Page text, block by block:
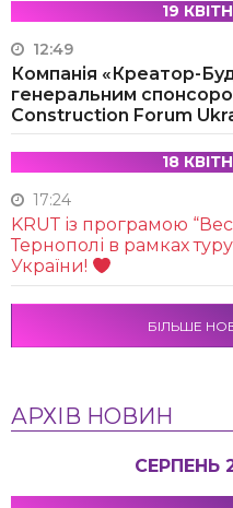
19
12:49
Компанія «Креатор-
генеральним
Construction Forum
18
17:24
KRUТ із програмою
Тернополі в рамках
України!
БІЛЬШЕ
АРХІВ НОВИН
СЕРПЕНЬ